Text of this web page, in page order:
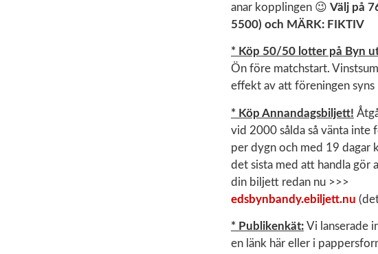
anar kopplingen 😉 Välj på
5500) och MÄRK: FIKTIV
* Köp 50/50 lotter på Byn
Ön före matchstart.
effekt av att föreningen
* Köp Annandagsbiljett!
vid 2000 sålda så vänta inte
per dygn och med 19 dagar
det sista med att handla gör
din biljett redan nu >>>
edsbynbandy.ebiljett.nu
* Publikenkät: Vi lanserade
en länk här eller i